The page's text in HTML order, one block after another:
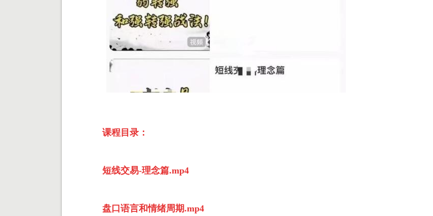
课程目录：
短线交易-理念篇.mp4
盘口语言和情绪周期.mp4